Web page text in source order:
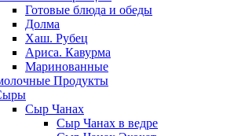
Готовые блюда и обеды
Долма
Хаш. Рубец
Ариса. Кавурма
Маринованные
Продукты
Сыр Чанах
Сыр Чанах в ведре